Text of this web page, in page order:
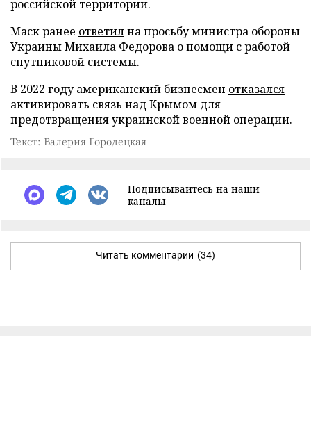
российской территории.
Маск ранее ответилна просьбу министра обороны
Украины Михаила Федорова о помощи с работой
спутниковой системы.
В 2022 году американский бизнесмен отказался
активировать связь над Крымом для
предотвращения украинской военной операции.
Текст: Валерия Городецкая
Подписывайтесь на наши
каналы
Читать комментарии (34)